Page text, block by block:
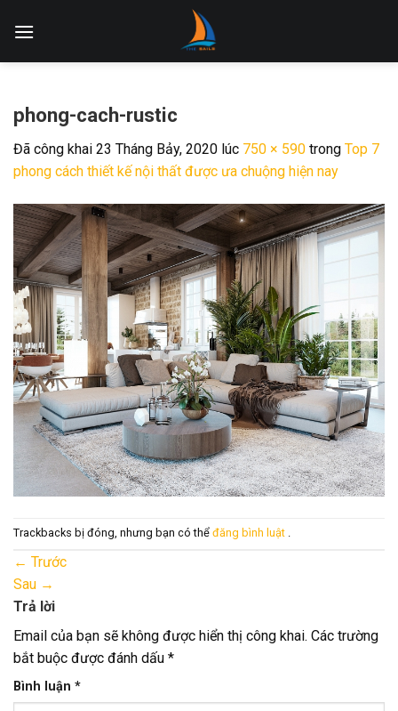
phong-cach-rustic
Đã công khai 23 Tháng Bảy, 2020 lúc 750 × 590 trong Top 7
phong cách thiết kế nội thất được ưa chuộng hiện nay
Trackbacks bị đóng, nhưng bạn có thể đăng bình luật .
← Trước
Sau →
Trả lời
Email của bạn sẽ không được hiển thị công khai. Các trường
bắt buộc được đánh dấu *
Bình luận *